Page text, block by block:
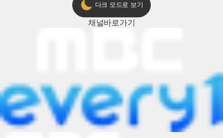
다크 모드로 보기
채널바로가기